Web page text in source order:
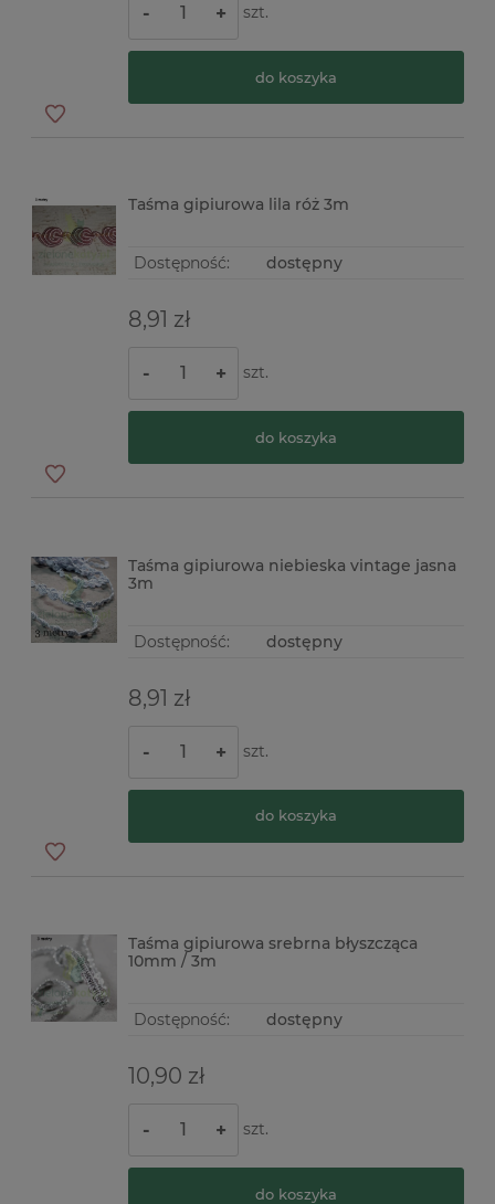
- + szt.
do koszyka
Taśma gipiurowa lila róż 3m
Dostępność: dostępny
8,91 zł
- + szt.
do koszyka
Taśma gipiurowa niebieska vintage jasna
3m
Dostępność: dostępny
8,91 zł
- + szt.
do koszyka
Taśma gipiurowa srebrna błyszcząca
10mm / 3m
Dostępność: dostępny
10,90 zł
- + szt.
do koszyka